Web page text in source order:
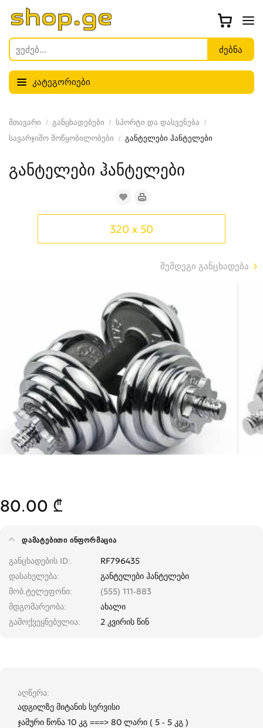
კატეგორიები
მთავარი განცხადებები
სპორტი და დასვენება
სავარჯიშო მოწყობილობები
განტელები ჰანტელები
განტელები ჰანტელები
320 x 50
შემდეგი განცხადება
80.00 ₾
ᲓᲐᲛᲐᲢᲔᲑᲘᲗᲘ ᲘᲜᲤᲝᲠᲛᲐᲪᲘᲐ
განცხადების ID
RF796435
დასახელება
განტელები ჰანტელები
მობ.ტელეფონი
(555) 111-883
მდგომარეობა
ახალი
გამოქვეყნებულია
2 კვირის წინ
აღწერა
ადგილზე მიტანის სერვისი
ჯამური წონა 10 კგ ===> 80 ლარი ( 5 - 5 კგ )